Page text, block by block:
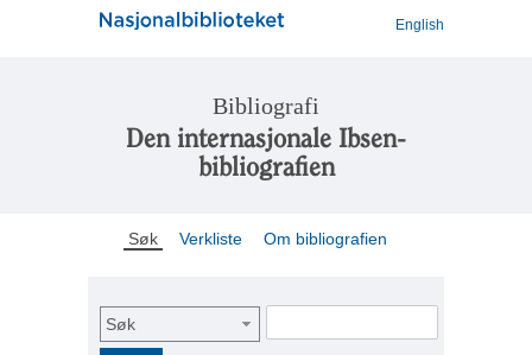
English
Bibliografi
Den internasjonale Ibsen-
bibliografien
Søk Verkliste Om bibliografien
Søk